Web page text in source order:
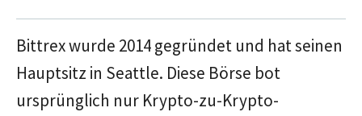
Bittrex wurde 2014 gegründet und hat seinen
Hauptsitz in Seattle. Diese Börse bot
ursprünglich nur Krypto-zu-Krypto-